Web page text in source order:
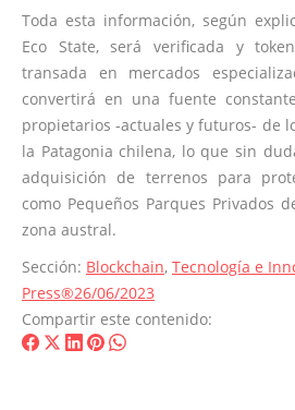
Toda esta información, según
Eco State, será verificada y
transada en mercados
convertirá en una fuente
propietarios -actuales y futuros- de
la Patagonia chilena, lo que sin
adquisición de terrenos para
como Pequeños Parques Privados
zona austral.
Sección: Blockchain, Tecnología e
Press®26/06/2023
Compartir este contenido:
ShareShareShare
ShareShare